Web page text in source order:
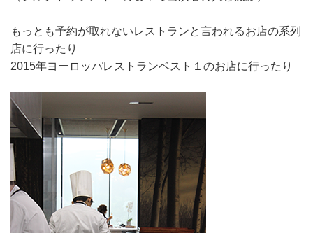
もっとも予約が取れないレストランと言われるお店の系列
店に行ったり
2015年ヨーロッパレストランベスト１のお店に行ったり